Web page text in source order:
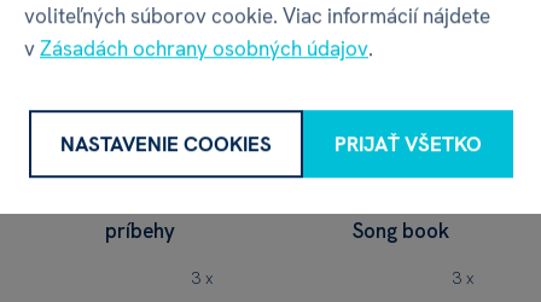
príbehy
3 x
Song book
3 x
voliteľných súborov cookie. Viac informácií nájdete
vZásadách ochrany osobných údajov.
NASTAVENIE COOKIES PRIJAŤ VŠETKO